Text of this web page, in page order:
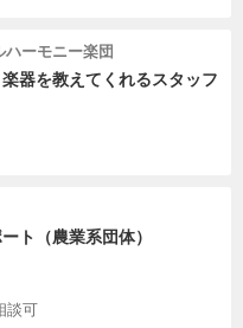
ーモニー楽団
器を教えてくれるスタッフ
ト（農業系団体）
談可